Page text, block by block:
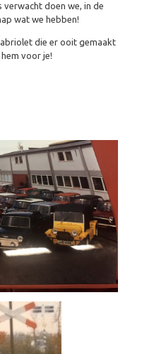
verwacht doen we, in de
wat we hebben!
die er ooit gemaakt
voor je!